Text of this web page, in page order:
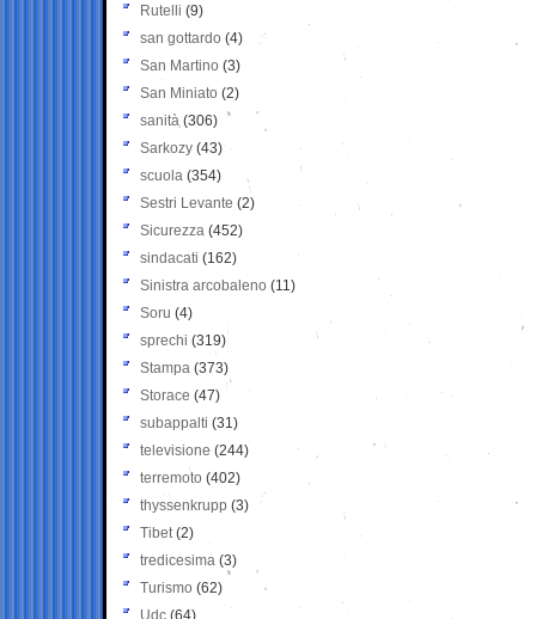
Rutelli (9)
san gottardo (4)
San Martino (3)
San Miniato (2)
sanità (306)
Sarkozy (43)
scuola (354)
Sestri Levante (2)
Sicurezza (452)
sindacati (162)
Sinistra arcobaleno (11)
Soru (4)
sprechi (319)
Stampa (373)
Storace (47)
subappalti (31)
televisione(244)
terremoto (402)
thyssenkrupp (3)
Tibet(2)
tredicesima (3)
Turismo (62)
Udc (64)